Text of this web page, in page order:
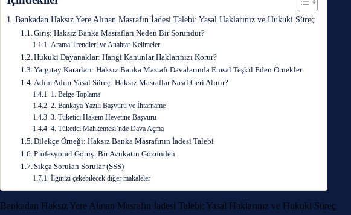
Bankadan Haksız Yere Alınan Masrafın İadesi Talebi: Yasal Haklarınız ve Hukuki Süreç
Giriş: Haksız Banka Masrafları Neden Bir Sorundur?
Arama Trendleri ve Anahtar Kelimeler
Hukuki Dayanaklar: Hangi Kanunlar Haklarınızı Korur?
Yargıtay Kararları: Haksız Banka Masrafı Davalarında Emsal Teşkil Eden Örnekler
Adım Adım Yasal Süreç: Haksız Masraflar Nasıl Geri Alınır?
1. Belge Toplama
2. Bankaya Yazılı Başvuru ve İhtarname
3. Tüketici Hakem Heyetine Başvuru
4. Tüketici Mahkemesi’nde Dava Açma
Dilekçe Örneği: Haksız Banka Masrafının İadesi Talebi
Profesyonel Görüş: Bir Avukatın Gözünden
Sıkça Sorulan Sorular (SSS)
İlginizi çekebilecek diğer makaleler
Bankadan Haksız Yere Alınan Masrafın İadesi Talebi: Yasal Haklarınız ve Hukuki Süreç